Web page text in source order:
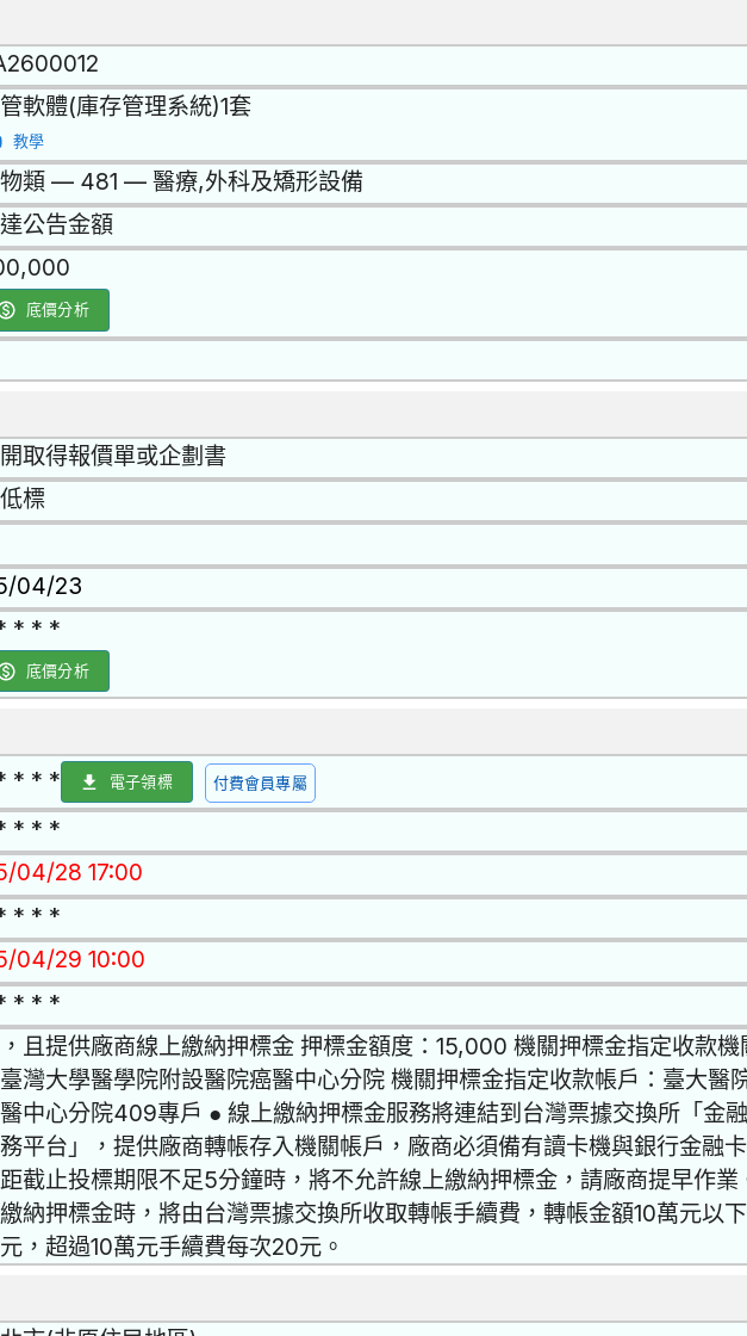
軟體(庫存管理系統)1套
教學
類 — 481 — 醫療,外科及矯形設備
公告金額
底價分析
取得報價單或企劃書
標
04/23
* * *
底價分析
* * * 電子領標 付費會員專屬
* * *
04/28 17:00
* * *
04/29 10:00
* * *
且提供廠商線上繳納押標金 押標金額度：15,000 機關押標金指定收款機
灣大學醫學院附設醫院癌醫中心分院 機關押標金指定收款帳戶：臺大醫
中心分院409專戶 ● 線上繳納押標金服務將連結到台灣票據交換所「金
平台」，提供廠商轉帳存入機關帳戶，廠商必須備有讀卡機與銀行金融
截止投標期限不足5分鐘時，將不允許線上繳納押標金，請廠商提早作業
納押標金時，將由台灣票據交換所收取轉帳手續費，轉帳金額10萬元以
，超過10萬元手續費每次20元。